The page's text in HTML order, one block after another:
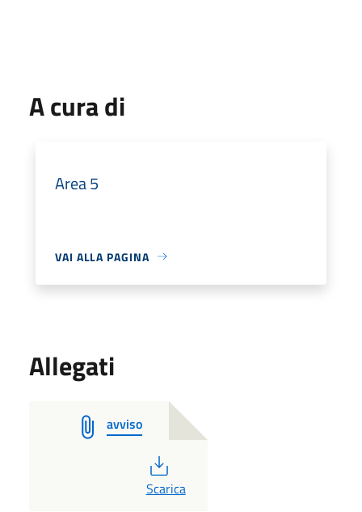
A cura di
Area 5
VAI ALLA PAGINA
Allegati
avviso
PDF
Scarica